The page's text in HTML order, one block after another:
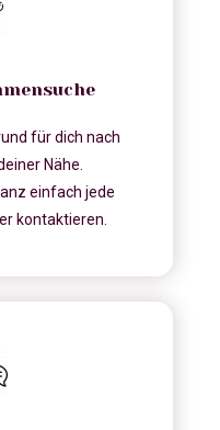
für dich nach
Nähe.
einfach jede
kontaktieren.